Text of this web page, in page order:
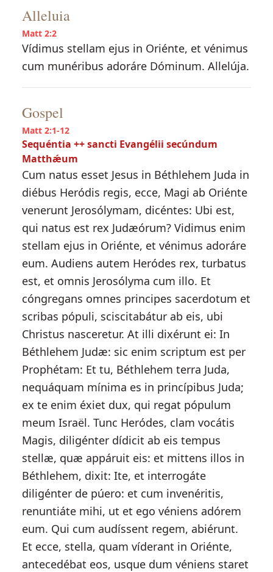
Alleluia
Matt 2:2
Vídimus stellam ejus in Oriénte, et vénimus
cum munéribus adoráre Dóminum. Allelúja.
Gospel
Matt 2:1-12
Sequéntia ++ sancti Evangélii secúndum
Matthǽum
Cum natus esset Jesus in Béthlehem Juda in
diébus Heródis regis, ecce, Magi ab Oriénte
venerunt Jerosólymam, dicéntes: Ubi est,
qui natus est rex Judæórum? Vidimus enim
stellam ejus in Oriénte, et vénimus adoráre
eum. Audiens autem Heródes rex, turbatus
est, et omnis Jerosólyma cum illo. Et
cóngregans omnes principes sacerdotum et
scribas pópuli, sciscitabátur ab eis, ubi
Christus nasceretur. At illi dixérunt ei: In
Béthlehem Judæ: sic enim scriptum est per
Prophétam: Et tu, Béthlehem terra Juda,
nequáquam mínima es in princípibus Juda;
ex te enim éxiet dux, qui regat pópulum
meum Israël. Tunc Heródes, clam vocátis
Magis, diligénter dídicit ab eis tempus
stellæ, quæ appáruit eis: et mittens illos in
Béthlehem, dixit: Ite, et interrogáte
diligénter de púero: et cum invenéritis,
renuntiáte mihi, ut et ego véniens adórem
eum. Qui cum audíssent regem, abiérunt.
Et ecce, stella, quam víderant in Oriénte,
antecedébat eos, usque dum véniens staret